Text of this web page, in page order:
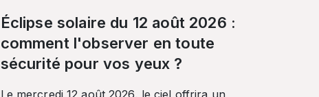
Éclipse solaire du 12 août 2026 :
comment l'observer en toute
sécurité pour vos yeux ?
Le mercredi 12 août 2026, le ciel offrira un